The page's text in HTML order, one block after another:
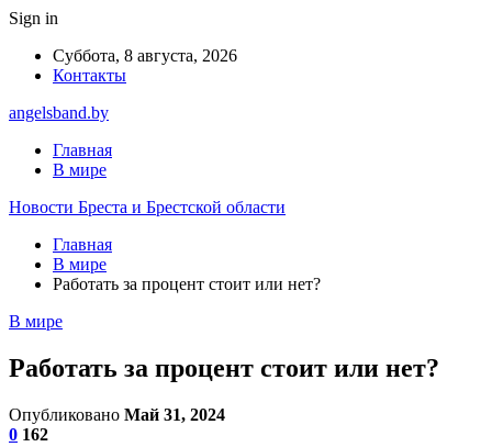
Sign in
Суббота, 8 августа, 2026
Контакты
angelsband.by
Главная
В мире
Новости Бреста и Брестской области
Главная
В мире
Работать за процент стоит или нет?
В мире
Работать за процент стоит или нет?
Опубликовано Май 31, 2024
0 162